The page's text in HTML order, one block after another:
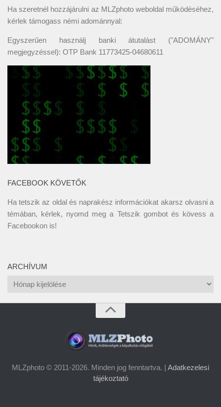
Ha szeretnél hozzájárulni az MLZphoto weboldal működéséhez,
kérlek támogass némi adománnyal:
Egyszerűen használj banki átutalást ("ADOMÁNY"
megjegyzéssel): OTP Bank 11773425-04680611
FACEBOOK KÖVETŐK
Ha tetszik az oldal és naprakész információkat akarsz olvasni a
témában, kérlek, nyomd meg a Tetszik gombot és kövess a
Facebookon is!
ARCHÍVUM
Archívum
MLZphoto © 2011-2026. Minden jog fenntartva. | Adatkezelesi
tájékoztató